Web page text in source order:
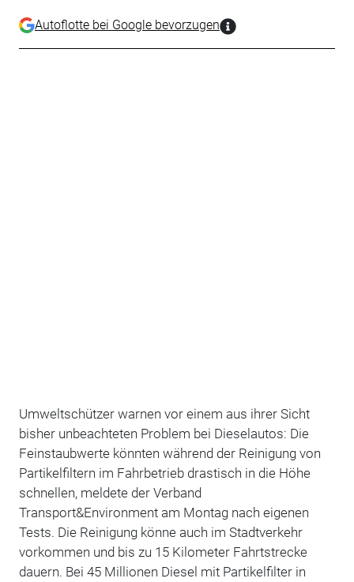
Autoflotte bei Google bevorzugen
Umweltschützer warnen vor einem aus ihrer Sicht
bisher unbeachteten Problem bei Dieselautos: Die
Feinstaubwerte könnten während der Reinigung von
Partikelfiltern im Fahrbetrieb drastisch in die Höhe
schnellen, meldete der Verband
Transport&Environment am Montag nach eigenen
Tests. Die Reinigung könne auch im Stadtverkehr
vorkommen und bis zu 15 Kilometer Fahrtstrecke
dauern. Bei 45 Millionen Diesel mit Partikelfilter in